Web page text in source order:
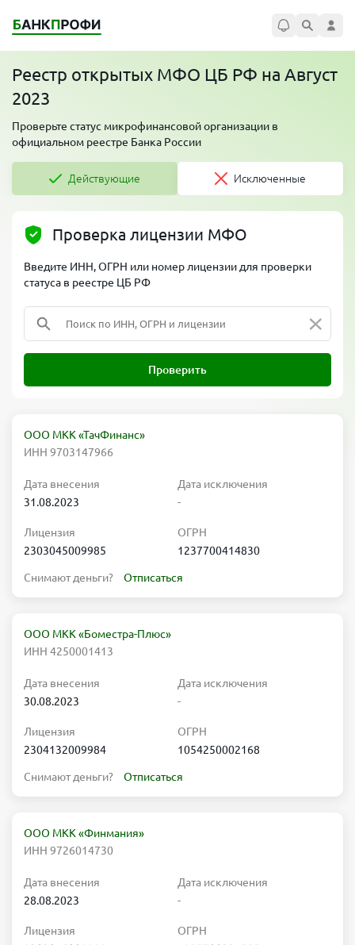
Реестр открытых МФО ЦБ РФ на Август
2023
Проверьте статус микрофинансовой организации в
официальном реестре Банка России
Действующие Исключенные
Проверка лицензии МФО
Введите ИНН, ОГРН или номер лицензии для проверки
статуса в реестре ЦБ РФ
Проверить
×
ООО МКК «ТачФинанс»
ИНН 9703147966
Дата внесения
31.08.2023
Дата исключения
-
Лицензия
2303045009985
ОГРН
1237700414830
Снимают деньги? Отписаться
ООО МКК «Боместра-Плюс»
ИНН 4250001413
Дата внесения
30.08.2023
Дата исключения
-
Лицензия
2304132009984
ОГРН
1054250002168
Снимают деньги? Отписаться
ООО МКК «Финмания»
ИНН 9726014730
Дата внесения
28.08.2023
Дата исключения
-
Лицензия
ОГРН